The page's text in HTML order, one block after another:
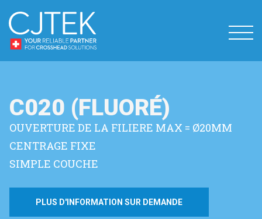
C020 (FLUORÉ)
OUVERTURE DE LA FILIERE MAX = Ø20MM
CENTRAGE FIXE
SIMPLE COUCHE
PLUS D'INFORMATION SUR DEMANDE